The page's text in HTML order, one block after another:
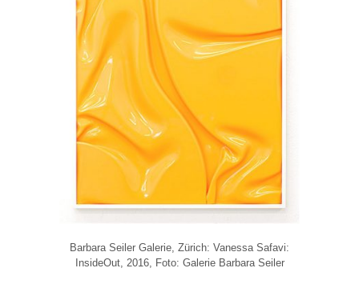
Barbara Seiler Galerie, Zürich: Vanessa Safavi:
InsideOut, 2016, Foto: Galerie Barbara Seiler